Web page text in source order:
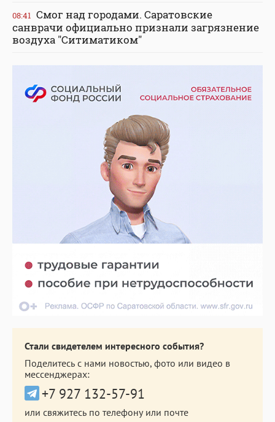
08:41 Смог над городами. Саратовские
санврачи официально признали загрязнение
воздуха "Ситиматиком"
Стали свидетелем интересного события?
Поделитесь с нами новостью, фото или видео в
мессенджерах:
+7 927 132-57-91
или свяжитесь по телефону или почте